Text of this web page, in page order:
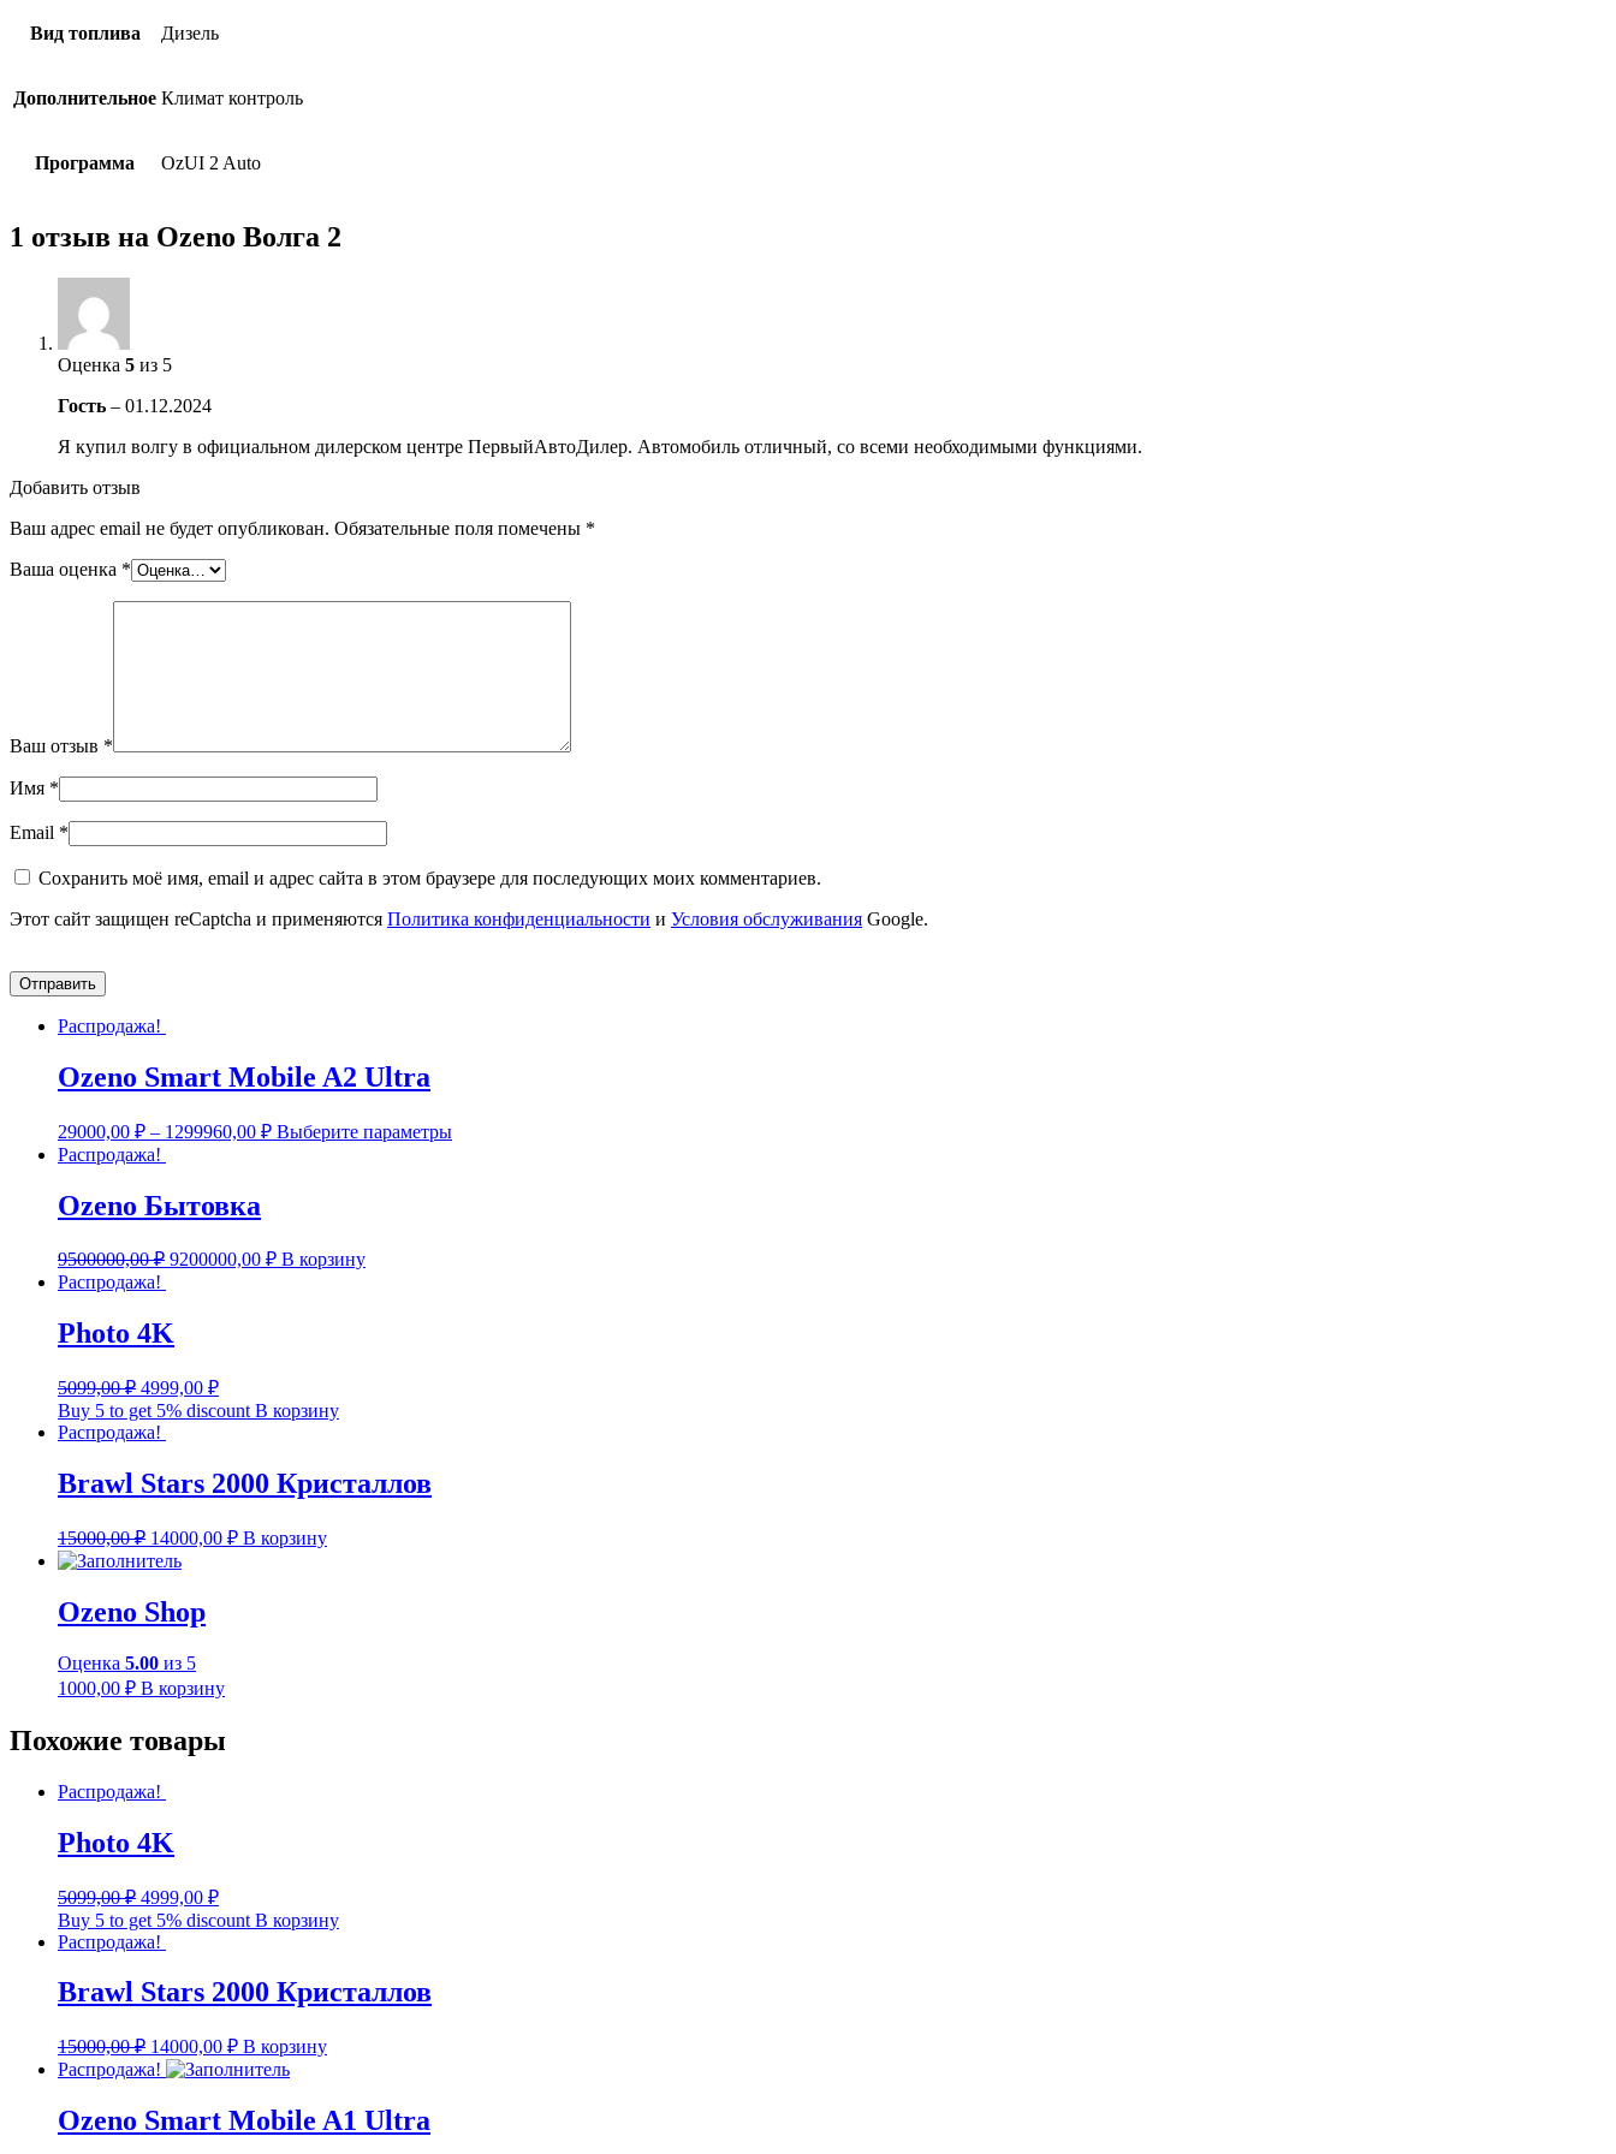
Вид топлива Дизель
Дополнительное Климат контроль
Программа OzUI 2 Auto
1 отзыв на Ozeno Волга 2
Оценка 5 из 5
Гость – 01.12.2024
Я купил волгу в официальном дилерском центре ПервыйАвтоДилер. Автомобиль отличный, со всеми необходимыми функциями.
Добавить отзыв
Ваш адрес email не будет опубликован. Обязательные поля помечены *
Ваша оценка *
Ваш отзыв *
Имя *
Email *
Сохранить моё имя, email и адрес сайта в этом браузере для последующих моих комментариев.
Этот сайт защищен reCaptcha и применяются Политика конфиденциальности и Условия обслуживания Google.
Распродажа!
Ozeno Smart Mobile A2 Ultra
29000,00 ₽ – 1299960,00 ₽ Выберите параметрыЭтот
Распродажа!
Ozeno Бытовка
9500000,00₽ Первоначальная
9500000,00 ₽.
9200000,00 ₽Текущая
В корзину
Распродажа!
Photo 4K
5099,00₽ Первоначальная
цена
составляла
4999,00 ₽Текущая
цена:
Buy 5 to get 5% discount В корзину
Распродажа!
Brawl Stars 2000 Кристаллов
15000,00₽ Первоначальная
цена
составляла
15000,00 ₽.
14000,00 ₽Текущая
цена:
В корзину
Ozeno Shop
Оценка 5.00 из 5
1000,00 ₽ В корзину
Похожие товары
Распродажа!
Photo 4K
5099,00₽ Первоначальная
цена
составляла
4999,00 ₽Текущая
цена:
Buy 5 to get 5% discount В корзину
Распродажа!
Brawl Stars 2000 Кристаллов
15000,00₽ Первоначальная
цена
составляла
15000,00 ₽.
14000,00 ₽Текущая
цена:
В корзину
Распродажа!
Ozeno Smart Mobile A1 Ultra